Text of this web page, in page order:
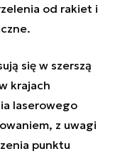
od rakiet i
się w szerszą
krajach
laserowego
z uwagi
punktu